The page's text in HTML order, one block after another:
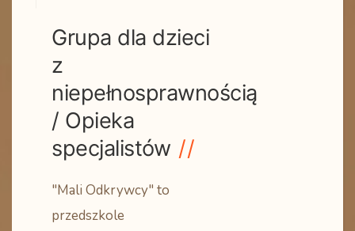
Grupa dla dzieci
z
niepełnosprawnością
/ Opieka
specjalistów
"Mali Odkrywcy" to
przedszkole